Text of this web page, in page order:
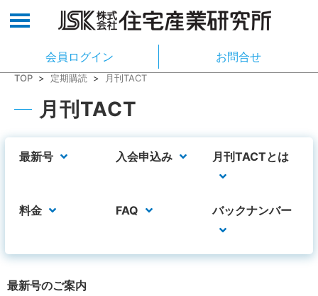
会員ログイン お問合せ
TOP > 定期購読 > 月刊TACT
月刊TACT
最新号 入会申込み 月刊TACTとは
料金 FAQ バックナンバー
最新号のご案内